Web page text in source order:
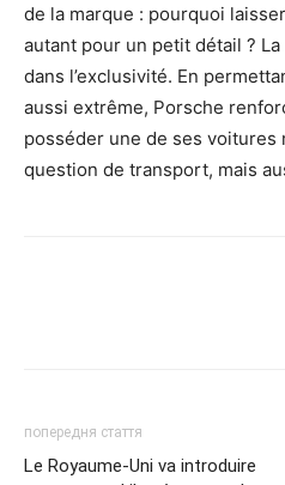
de la marque : pourquoi
autant pour un petit détail ?
dans l’exclusivité. En
aussi extrême, Porsche
posséder une de ses voitures
question de transport, mais
попередня стаття
Le Royaume-Uni va introduire